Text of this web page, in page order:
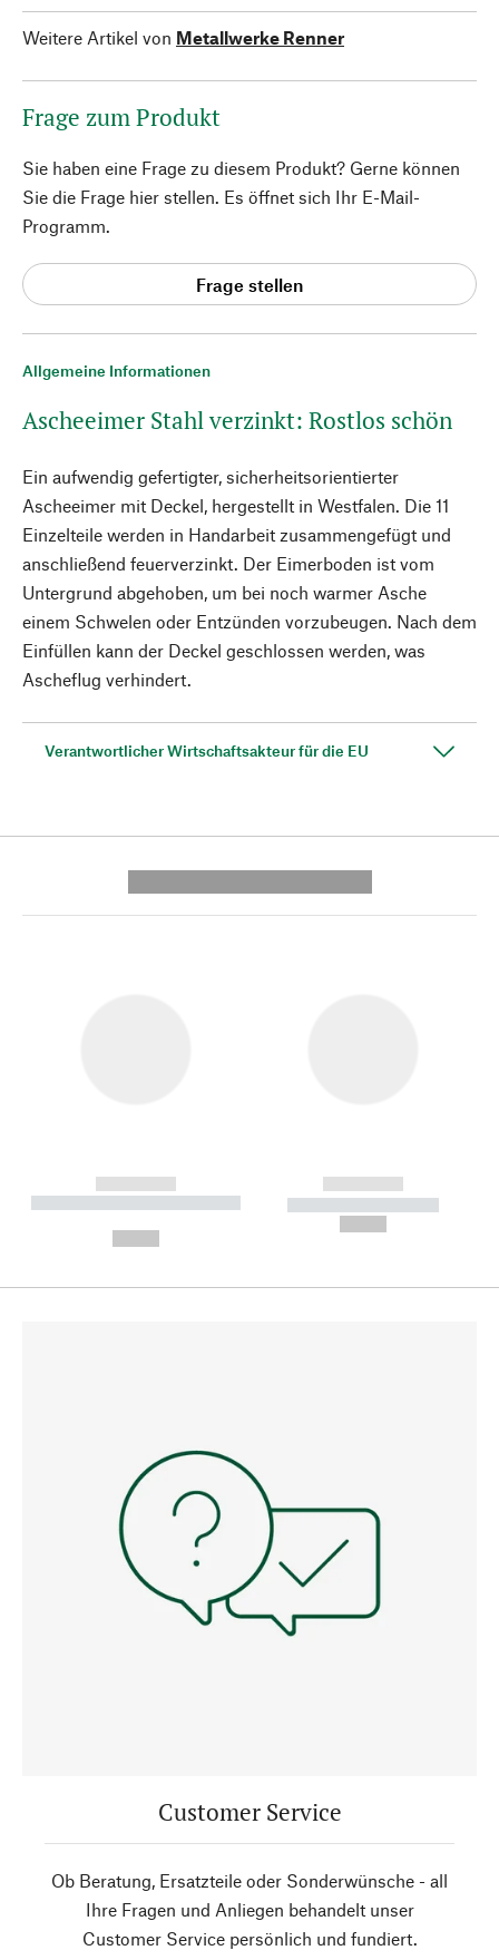
Allgemeine Informationen
Ascheeimer Stahl verzinkt: Rostlos schön
Ein aufwendig gefertigter, sicherheitsorientierter
Ascheeimer mit Deckel, hergestellt in Westfalen. Die 11
Einzelteile werden in Handarbeit zusammengefügt und
anschließend feuerverzinkt. Der Eimerboden ist vom
Untergrund abgehoben, um bei noch warmer Asche
einem Schwelen oder Entzünden vorzubeugen. Nach dem
Einfüllen kann der Deckel geschlossen werden, was
Ascheflug verhindert.
Verantwortlicher Wirtschaftsakteur für die EU
Weitere Artikel von Metallwerke Renner
Frage zum Produkt
Sie haben eine Frage zu diesem Produkt? Gerne können
Sie die Frage hier stellen. Es öffnet sich Ihr E-Mail-
Programm.
Frage stellen
------------
----------- ----------- --------
------------
----------- -----------
Customer Service
Ob Beratung, Ersatzteile oder Sonderwünsche - all
Ihre Fragen und Anliegen behandelt unser
Customer Service persönlich und fundiert.